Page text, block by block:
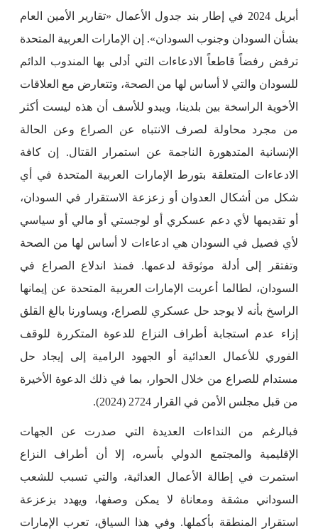
أبريل 2024 في إطار بند جدول الأعمال «تقارير الأمين العام
بشأن السودان وجنوب السودان». إن الإمارات العربية المتحدة
ترفض رفضاً قاطعاً الادعاءات التي أدلى بها المندوب الدائم
للسودان والتي لا أساس لها من الصحة، وتتعارض مع العلاقات
الأخوية الراسخة بين بلدينا، ويبدو للأسف أن هذه ليست أكثر
من مجرد محاولة لصرف الانتباه عن الصراع وعن الحالة
الإنسانية المتدهورة الناجمة عن استمرار القتال. إن كافة
الادعاءات المتعلقة بتورط الإمارات العربية المتحدة في أي
شكل من أشكال العدوان أو زعزعة الاستقرار في السودان،
أو تقديمها لأي دعم عسكري أو لوجستي أو مالي أو سياسي
لأي فصيل في السودان هي ادعاءات لا أساس لها من الصحة
وتفتقر إلى أدلة موثوقة لدعمها. فمنذ اندلاع الصراع في
السودان، لطالما أعربت الإمارات العربية المتحدة عن إيمانها
الراسخ بأنه لا يوجد حل عسكري للصراع، ويساورنا بالغ القلق
إزاء عدم استجابة أطراف النزاع للدعوة المتكررة للوقف
الفوري للأعمال العدائية أو الجهود الرامية إلى إيجاد حل
مستدام للصراع من خلال الحوار، بما في ذلك الدعوة الأخيرة
من قبل مجلس الأمن في القرار 2724 (2024).
فبالرغم من النداءات العديدة التي صدرت عن الجهات
الإقليمية والمجتمع الدولي بأسره، إلا أن أطراف النزاع
استمرت في إطالة الأعمال العدائية، والتي تسبب للشعب
السوداني مشقة ومعاناة لا يمكن وصفها، ويهدد بزعزعة
استقرار المنطقة بأكملها. وفي هذا السياق، تعرب الإمارات